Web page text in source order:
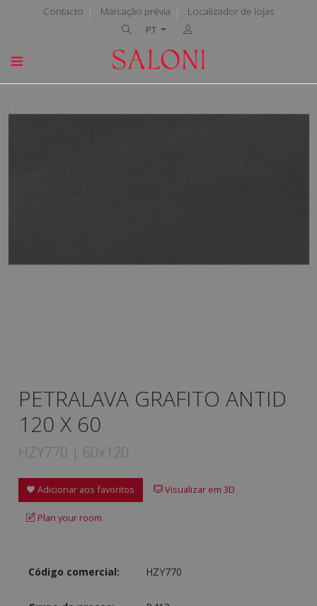
Contacto Marcação prévia
Localizador de lojas
PT
PETRALAVA GRAFITO ANTID
120 X 60
HZY770 | 60x120
Adicionar aos favoritos Visualizar em 3D
Plan your room
Código comercial: HZY770